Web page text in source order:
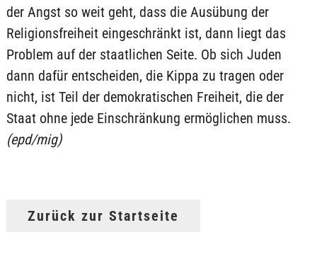
der Angst so weit geht, dass die Ausübung der
Religionsfreiheit eingeschränkt ist, dann liegt das
Problem auf der staatlichen Seite. Ob sich Juden
dann dafür entscheiden, die Kippa zu tragen oder
nicht, ist Teil der demokratischen Freiheit, die der
Staat ohne jede Einschränkung ermöglichen muss.
(epd/mig)
Zurück zur Startseite